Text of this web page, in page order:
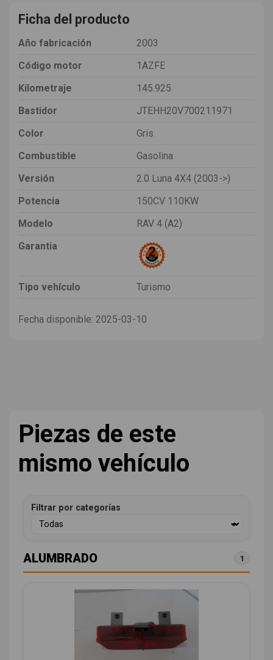
Ficha del producto
Año fabricación
2003
Código motor
1AZFE
Kilometraje
145.925
Bastidor
JTEHH20V700211971
Color
Gris
Combustible
Gasolina
Versión
2.0 Luna 4X4 (2003->)
Potencia
150CV 110KW
Modelo
RAV 4 (A2)
Garantia
Tipo vehículo Turismo
Fecha disponible: 2025-03-10
Piezas de este
mismo vehículo
Filtrar por categorías
ALUMBRADO 1